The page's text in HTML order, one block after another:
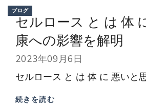
ブログ
セルロース と は 体
康への影響を解明
2023年09月6日
セルロース と は 体 に 悪いと
続きを読む